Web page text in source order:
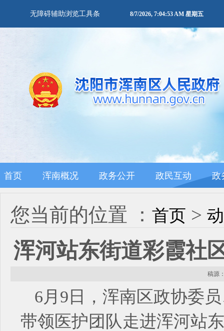
无障碍辅助浏览工具条 8/7/2026, 7:04:53 AM 星期五
首页 浑南概况 政务公开 政民互动 政
您当前的位置 ： 首页 >
浑河站东街道彩霞社
稿源
6月9日，浑南区政协委
带领医护团队走进浑河站